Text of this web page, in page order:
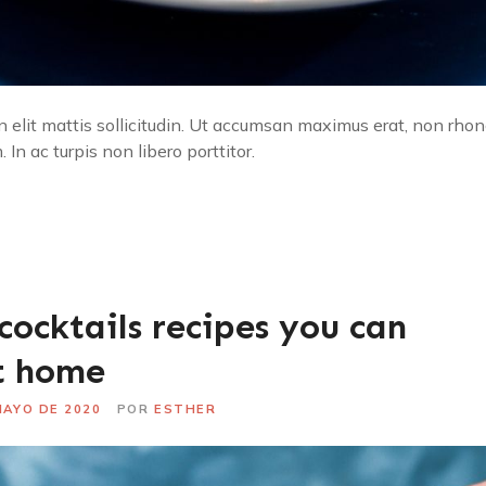
elit mattis sollicitudin. Ut accumsan maximus erat, non
In ac turpis non libero porttitor.
recipes you can
home
DE 2020 POR ESTHER